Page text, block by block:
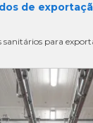
de
para